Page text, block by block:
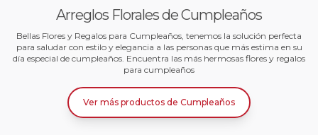
Arreglos Florales de Cumpleaños
Bellas Flores y Regalos para Cumpleaños, tenemos la solución perfecta
para saludar con estilo y elegancia a las personas que más estima en su
día especial de cumpleaños. Encuentra las más hermosas flores y regalos
para cumpleaños
Ver más productos de Cumpleaños